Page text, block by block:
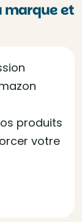
marque et
produits
votre